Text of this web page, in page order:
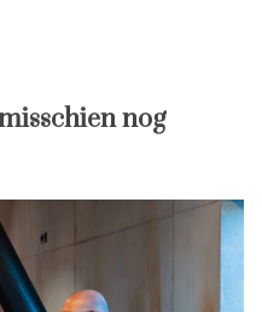
nog